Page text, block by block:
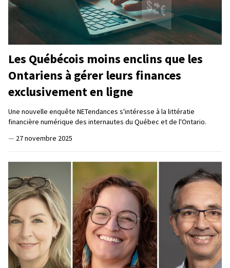
Les Québécois moins enclins que les
Ontariens à gérer leurs finances
exclusivement en ligne
Une nouvelle enquête NETendances s'intéresse à la littératie
financière numérique des internautes du Québec et de l'Ontario.
— 27 novembre 2025